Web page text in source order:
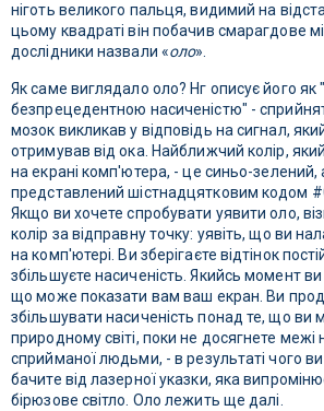
ніготь великого пальця, видимий на
цьому квадраті він побачив смарагдове
дослідники назвали «оло».
Як саме виглядало оло? Нг описує його як
безпрецедентною насиченістю" -
мозок викликав у відповідь на сигнал,
отримував від ока. Найближчий колір,
на екрані комп'ютера, - це синьо-зелений,
представлений шістнадцятковим кодом
Якщо ви хочете спробувати уявити оло,
колір за відправну точку: уявіть, що ви
на комп'ютері. Ви зберігаєте відтінок
збільшуєте насиченість. Якийсь момент
що може показати вам ваш екран. Ви
збільшувати насиченість понад те, що ви
природному світі, поки не досягнете межі
сприйманої людьми, - в результаті чого
бачите від лазерної указки, яка
бірюзове світло. Оло лежить ще далі.